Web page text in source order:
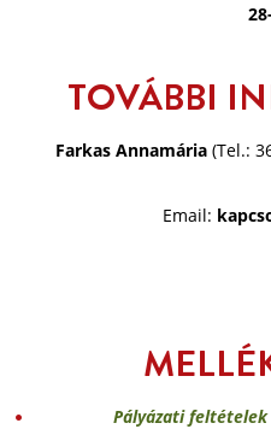
TOVÁBBI
Farkas Annamária(Tel.:
Email:
Pályázati